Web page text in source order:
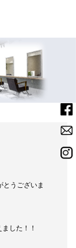
うございま
した！！